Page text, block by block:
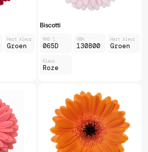
Hart kleur
Groen
Biscotti
RHS 1
065D
VBN
130800
Hart kleur
Groen
Kleur
Roze